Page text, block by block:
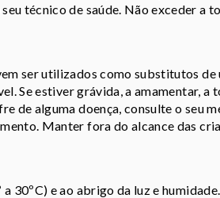
técnico de saúde. Não exceder a
ser utilizados como substitutos
Se estiver grávida, a amamentar, a
de alguma doença, consulte o seu
Manter fora do alcance das
30ºC) e ao abrigo da luz e humidade.